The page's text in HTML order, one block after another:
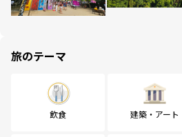
旅のテーマ
飲食 建築・アート